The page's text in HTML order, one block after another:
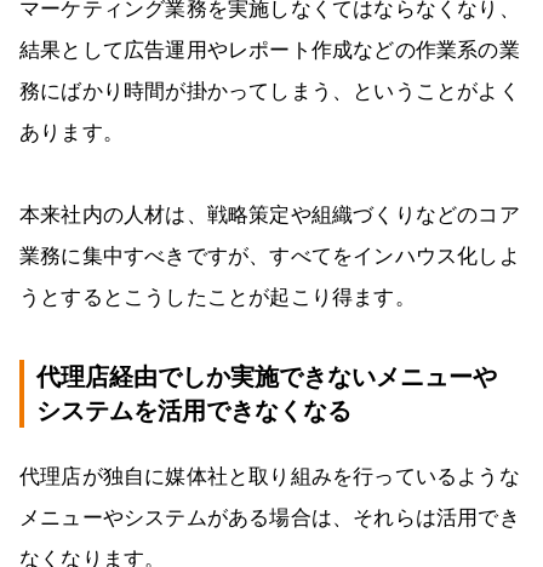
マーケティング業務を実施しなくてはならなくなり、
結果として広告運用やレポート作成などの作業系の業
務にばかり時間が掛かってしまう、ということがよく
あります。
本来社内の人材は、戦略策定や組織づくりなどのコア
業務に集中すべきですが、すべてをインハウス化しよ
うとするとこうしたことが起こり得ます。
代理店経由でしか実施できないメニューや
システムを活用できなくなる
代理店が独自に媒体社と取り組みを行っているような
メニューやシステムがある場合は、それらは活用でき
なくなります。